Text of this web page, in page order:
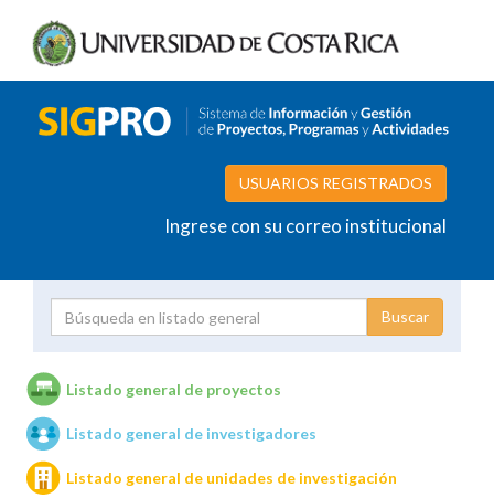
USUARIOS REGISTRADOS
Ingrese con su correo institucional
Unidades de investigación
Listado general de proyectos
Listado general de investigadores
Listado general de unidades de investigación